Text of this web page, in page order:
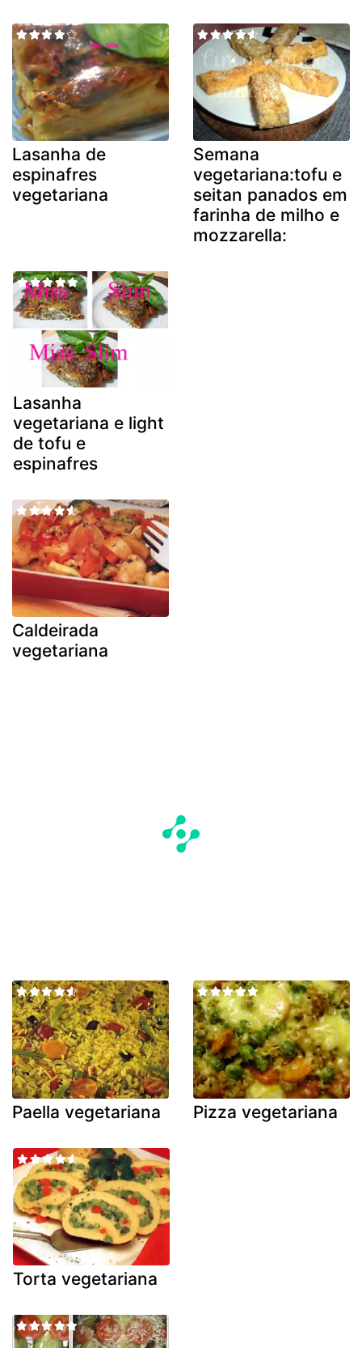
Lasanha de
espinafres
vegetariana
Semana
vegetariana:tofu e
seitan panados em
farinha de milho e
mozzarella:
Lasanha
vegetariana e light
de tofu e
espinafres
Caldeirada
vegetariana
Paella vegetariana Pizza vegetariana
Torta vegetariana